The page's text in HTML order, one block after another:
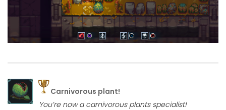
Carnivorous plant!
You’re now a carnivorous plants specialist!